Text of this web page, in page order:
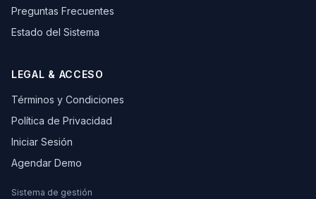
Preguntas Frecuentes
Estado del Sistema
LEGAL & ACCESO
Términos y Condiciones
Política de Privacidad
Iniciar Sesión
Agendar Demo
Sistema de gestión